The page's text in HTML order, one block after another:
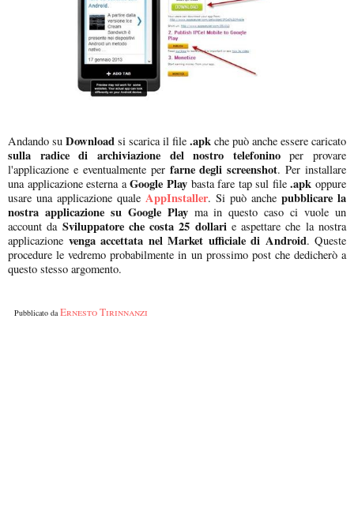
Andando su Download si scarica il file .apk che può anche essere caricato
sulla radice di archiviazione del nostro telefoninoper provare
l'applicazione e eventualmente per farne degli screenshot. Per installare
una applicazione esterna aGoogle Playbasta fare tap sul file.apk oppure
usare una applicazione quale AppInstaller. Si può anche pubblicare la
nostra applicazione su Google Playma in questo caso ci vuole un
account daSviluppatore che costa 25 dollarie aspettare che la nostra
applicazione venga accettata nel Market ufficiale di Android. Queste
procedure le vedremo probabilmente in un prossimo post che dedicherò a
questo stesso argomento.
Pubblicato daErnesto Tirinnanzi